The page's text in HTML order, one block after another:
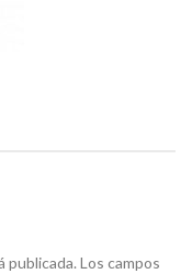
publicada.Los campos